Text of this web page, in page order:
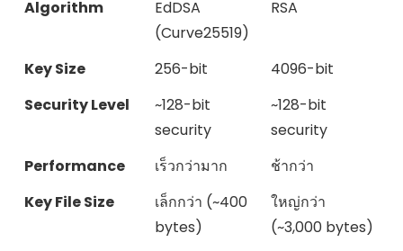
Algorithm
EdDSA
(Curve25519)
RSA
Key Size 256-bit
4096-bit
Security Level
~128-bit
security
~128-bit
security
Performance
เร็วกว่ามาก
ช้ากว่า
Key File Size
เล็กกว่า (~400
bytes)
ใหญ่กว่า
(~3,000 bytes)